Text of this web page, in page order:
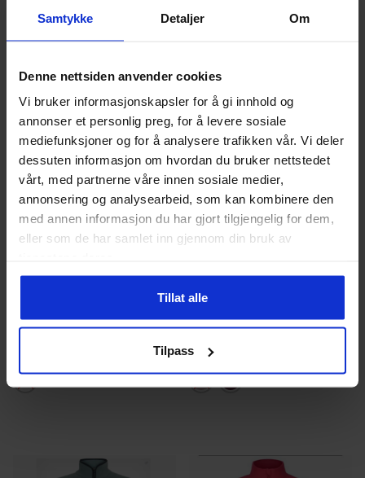
Samtykke Detaljer Om
Denne nettsiden anvender cookies
Vi bruker informasjonskapsler for å gi innhold og
annonser et personlig preg, for å levere sosiale
mediefunksjoner og for å analysere trafikken vår. Vi deler
dessuten informasjon om hvordan du bruker nettstedet
vårt, med partnerne våre innen sosiale medier,
annonsering og analysearbeid, som kan kombinere den
med annen informasjon du har gjort tilgjengelig for dem,
eller som de har samlet inn gjennom din bruk av
Tillat alle
Tilpass
polyester
Andre produkter
Dette
Kari Traa
Dette